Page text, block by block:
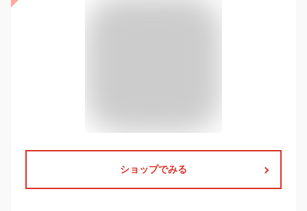
ショップでみる